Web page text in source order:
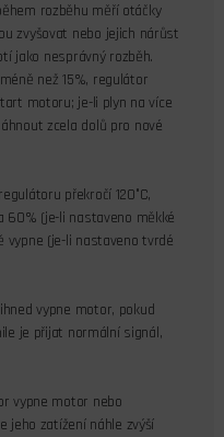
rozběhu měří otáčky
zvyšovat nebo jejich nárůst
jako nesprávný rozběh.
než 15%, regulátor
motoru; je-li plyn na více
zcela dolů pro nové
překročí 120°C,
60% (je-li nastaveno měkké
(je-li nastaveno tvrdé
vypne motor, pokud
je přijat normální signál,
vypne motor nebo
jeho zatížení náhle zvýší